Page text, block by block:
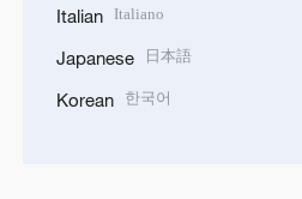
Italian Italiano
Japanese 日本語
Korean 한국어